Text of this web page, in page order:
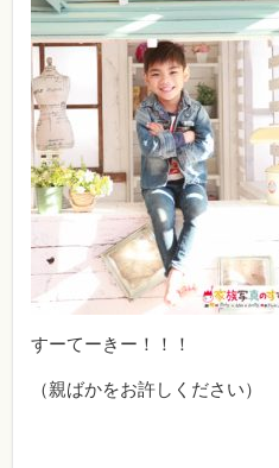
すーてーきー！！！
（親ばかをお許しください）